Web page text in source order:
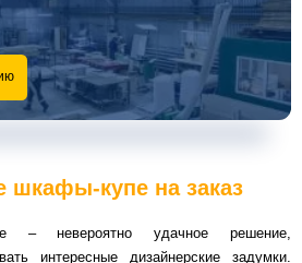
шкафы-купе на заказ
– невероятно удачное решение,
интересные дизайнерские задумки.